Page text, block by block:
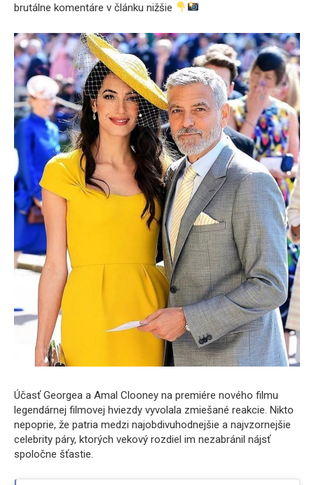
brutálne komentáre v článku nižšie
Účasť Georgea a Amal Clooney na premiére nového filmu
legendárnej filmovej hviezdy vyvolala zmiešané reakcie. Nikto
nepoprie, že patria medzi najobdivuhodnejšie a najvzornejšie
celebrity páry, ktorých vekový rozdiel im nezabránil nájsť
spoločne šťastie.